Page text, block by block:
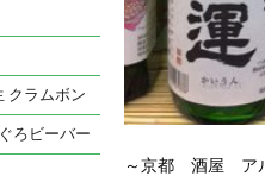
～京都 酒屋 ア
クラムボン
ろビーバー